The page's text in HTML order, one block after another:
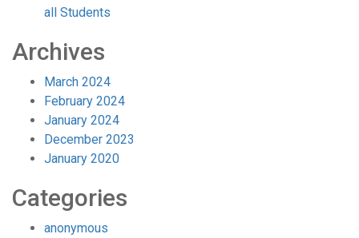
all Students
Archives
March 2024
February 2024
January 2024
December 2023
January 2020
Categories
anonymous